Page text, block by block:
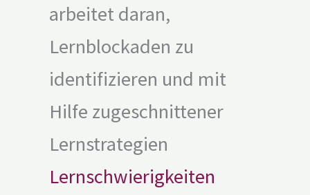
arbeitet daran,
Lernblockaden zu
identifizieren und mit
Hilfe zugeschnittener
Lernstrategien
Lernschwierigkeiten